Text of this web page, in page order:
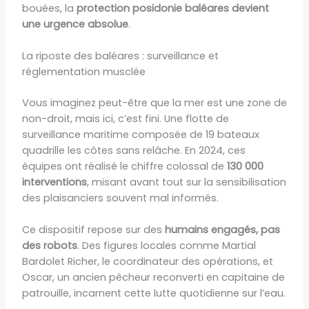
bouées, la protection posidonie baléares devient
une urgence absolue.
La riposte des baléares : surveillance et
réglementation musclée
Vous imaginez peut-être que la mer est une zone de
non-droit, mais ici, c’est fini. Une flotte de
surveillance maritime composée de 19 bateaux
quadrille les côtes sans relâche. En 2024, ces
équipes ont réalisé le chiffre colossal de 130 000
interventions, misant avant tout sur la sensibilisation
des plaisanciers souvent mal informés.
Ce dispositif repose sur des humains engagés, pas
des robots. Des figures locales comme Martial
Bardolet Richer, le coordinateur des opérations, et
Oscar, un ancien pêcheur reconverti en capitaine de
patrouille, incarnent cette lutte quotidienne sur l’eau.